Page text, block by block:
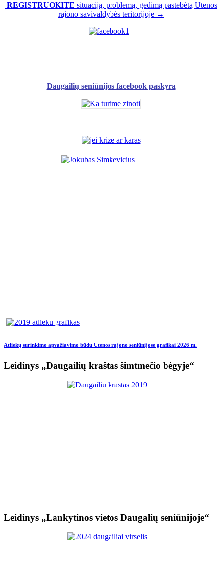
REGISTRUOKITE situaciją, problemą, gedimą pastebėtą Utenos
rajono savivaldybės teritorijoje →
Daugailių seniūnijos facebook paskyra
Atliekų surinkimo apvažiavimo būdu Utenos rajono seniūnijose grafikai 2026 m.
Leidinys „Daugailių kraštas šimtmečio bėgyje“
Leidinys „Lankytinos vietos Daugalių seniūnijoje“